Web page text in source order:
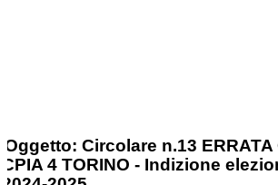
Oggetto: Circolare n.13 ERRATA
CPIA 4 TORINO - Indizione